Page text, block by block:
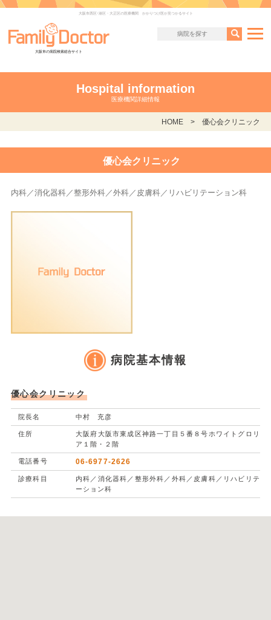
大阪市西区･港区・大正区の医療機関 かかりつけ医が見つかるサイト
大阪市の病院検索総合サイト
Hospital information
医療機関詳細情報
HOME 優心会クリニック
優心会クリニック
内科／消化器科／整形外科／外科／皮膚科／リハビリテーション科
病院基本情報
優心会クリニック
院長名 中村 充彦
住所
大阪府大阪市東成区神路一丁目５番８号ホワイトグロリ
ア１階・２階
電話番号 06-6977-2626
診療科目
内科／消化器科／整形外科／外科／皮膚科／リハビリテ
ーション科